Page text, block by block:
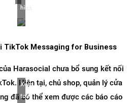
hình
TikTok Messaging for Business
Harasocial chưa bổ sung kết nối
Hiện tại, chủ shop, quản lý cửa
đã có thể xem được các báo cáo
Xem
toàn